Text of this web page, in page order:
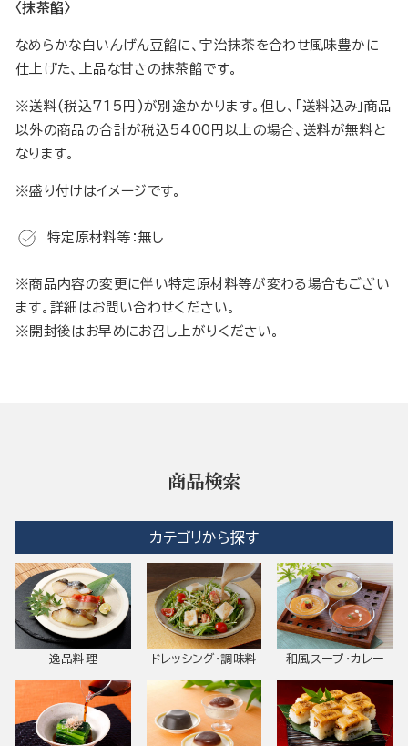
〈抹茶餡〉
なめらかな白いんげん豆餡に、宇治抹茶を合わせ風味豊かに
仕上げた、上品な甘さの抹茶餡です。
※送料(税込715円)が別途かかります。但し、「送料込み」商品
以外の商品の合計が税込5400円以上の場合、送料が無料と
なります。
※盛り付けはイメージです。
特定原材料等：無し
※商品内容の変更に伴い特定原材料等が変わる場合もござい
ます。詳細はお問い合わせください。
※開封後はお早めにお召し上がりください。
商品検索
カテゴリから探す
逸品料理 ドレッシング・調味料 和風スープ・カレー